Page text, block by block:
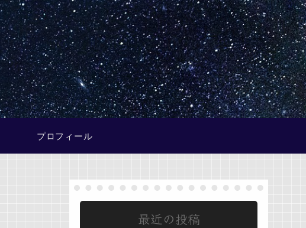
プロフィール
最近の投稿